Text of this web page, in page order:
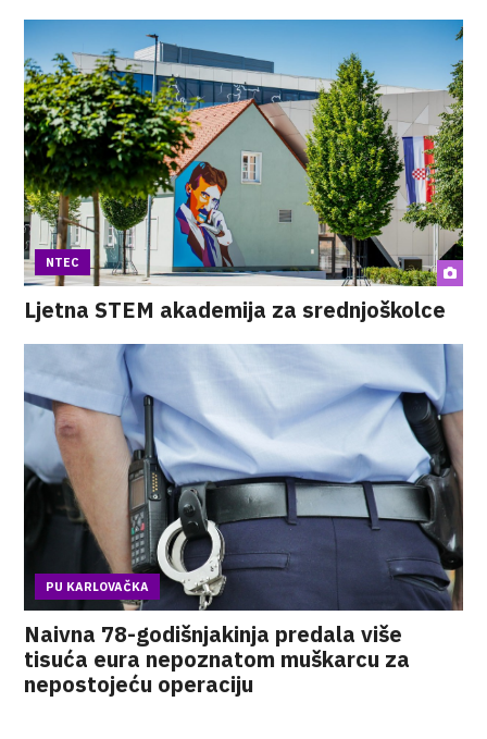
NTEC
Ljetna STEM akademija za srednjoškolce
PU KARLOVAČKA
Naivna 78-godišnjakinja predala više
tisuća eura nepoznatom muškarcu za
nepostojeću operaciju